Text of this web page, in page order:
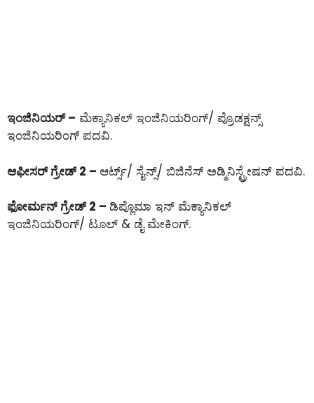
ಇಂಜಿನಿಯರ್ – ಮೆಕ್ಯಾನಿಕಲ್ ಇಂಜಿನಿಯರಿಂಗ್/ ಪ್ರೊಡಕ್ಷನ್ಸ್
ಇಂಜಿನಿಯರಿಂಗ್ ಪದವಿ.
ಆಫೀಸರ್ ಗ್ರೇಡ್ 2 – ಆರ್ಟ್ಸ್/ ಸೈನ್ಸ್/ ಬಿಜಿನೆಸ್ ಅಡ್ಮಿನಿಸ್ಟ್ರೇಷನ್ ಪದವಿ.
ಫೋರ್ಮನ್ ಗ್ರೇಡ್ 2 – ಡಿಪ್ಲೊಮಾ ಇನ್ ಮೆಕ್ಯಾನಿಕಲ್
ಇಂಜಿನಿಯರಿಂಗ್/ ಟೂಲ್ & ಡೈ ಮೇಕಿಂಗ್.